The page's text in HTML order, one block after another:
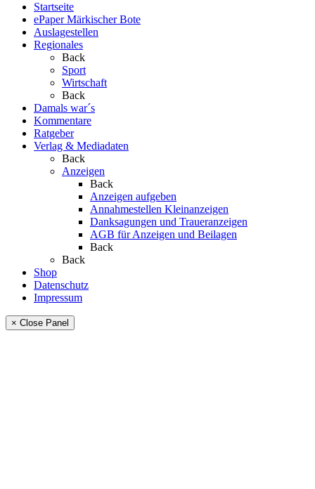
Startseite
ePaper Märkischer Bote
Auslagestellen
Regionales
Back
Sport
Wirtschaft
Back
Damals war´s
Kommentare
Ratgeber
Verlag & Mediadaten
Back
Anzeigen
Back
Anzeigen aufgeben
Annahmestellen Kleinanzeigen
Danksagungen und Traueranzeigen
AGB für Anzeigen und Beilagen
Back
Back
Shop
Datenschutz
Impressum
× Close Panel